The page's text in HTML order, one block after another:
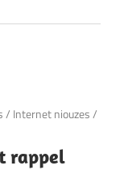
/ Internet niouzes/
rappel